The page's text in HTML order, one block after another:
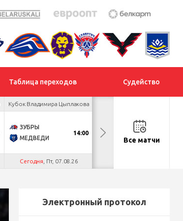
Таблица переходов Судейство
Кубок Владимира Цыплакова
ЗУБРЫ
МЕДВЕДИ
14:00
Сегодня , Пт, 07.08.26
ДНМ-ШИННИК
ТАЙФУНВсе матчи
Электронный протокол